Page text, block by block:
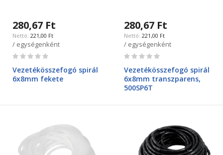
280,67 Ft
221,00 Ft
/ egységenként
Rating:
Vezetékösszefogó spirál
6x8mm fekete
280,67 Ft
221,00 Ft
/ egységenként
Rating:
Vezetékösszefogó spirál
6x8mm transzparens,
500SP6T